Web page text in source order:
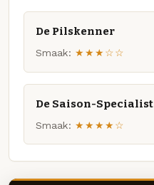
De Pilskenner
Smaak: ★★★☆☆
De Saison-Specialist
Smaak: ★★★★☆